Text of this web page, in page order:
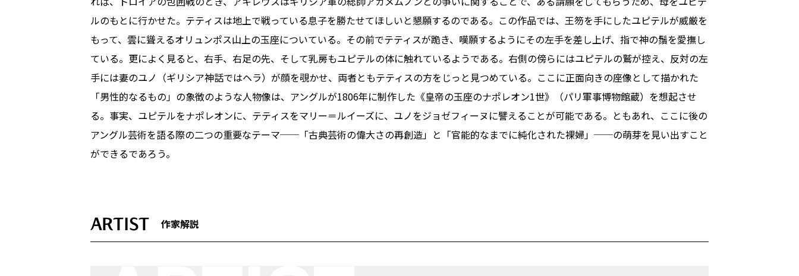
ルのもとに行かせた。テティスは地上で戦っている息子を勝たせてほしいと懇願するのである。この作品では、王笏を手にしたユピテルが威厳を
もって、雲に聳えるオリュンポス山上の玉座についている。その前でテティスが跪き、嘆願するようにその左手を差し上げ、指で神の鬚を愛撫し
ている。更によく見ると、右手、右足の先、そして乳房もユピテルの体に触れているようである。右側の傍らにはユピテルの鷲が控え、反対の左
手には妻のユノ（ギリシア神話ではヘラ）が顔を覗かせ、両者ともテティスの方をじっと見つめている。ここに正面向きの座像として描かれた
「男性的なるもの」の象徴のような人物像は、アングルが1806年に制作した《皇帝の玉座のナポレオン1世》（パリ軍事博物館蔵）を想起させ
る。事実、ユピテルをナポレオンに、テティスをマリー＝ルイーズに、ユノをジョゼフィーヌに譬えることが可能である。ともあれ、ここに後の
アングル芸術を語る際の二つの重要なテーマ──「古典芸術の偉大さの再創造」と「官能的なまでに純化された裸婦」──の萌芽を見い出すこと
ができるであろう。
ARTIST 作家解説